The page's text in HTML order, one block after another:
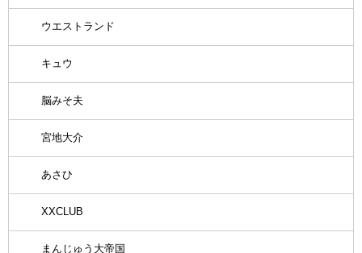
ウエストランド
キュウ
脳みそ夫
宮地大介
あさひ
XXCLUB
まんじゅう大帝国